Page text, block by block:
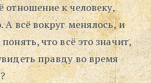
отношение к человеку,
всё вокруг менялось, и
что всё это значит,
правду во время